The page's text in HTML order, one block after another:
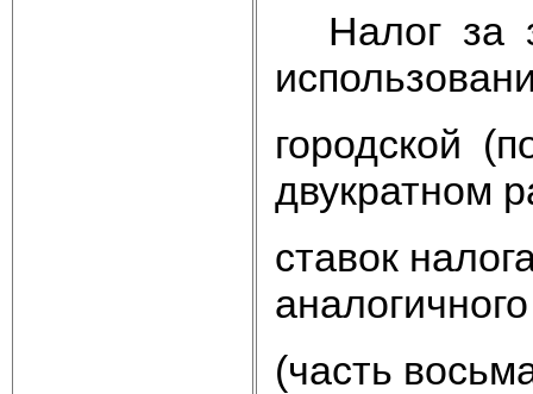
Налог за
городской
двукратном
ставок
(часть